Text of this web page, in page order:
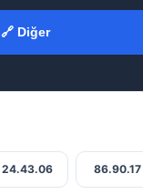
🔗 Diğer
24.43.06 86.90.17